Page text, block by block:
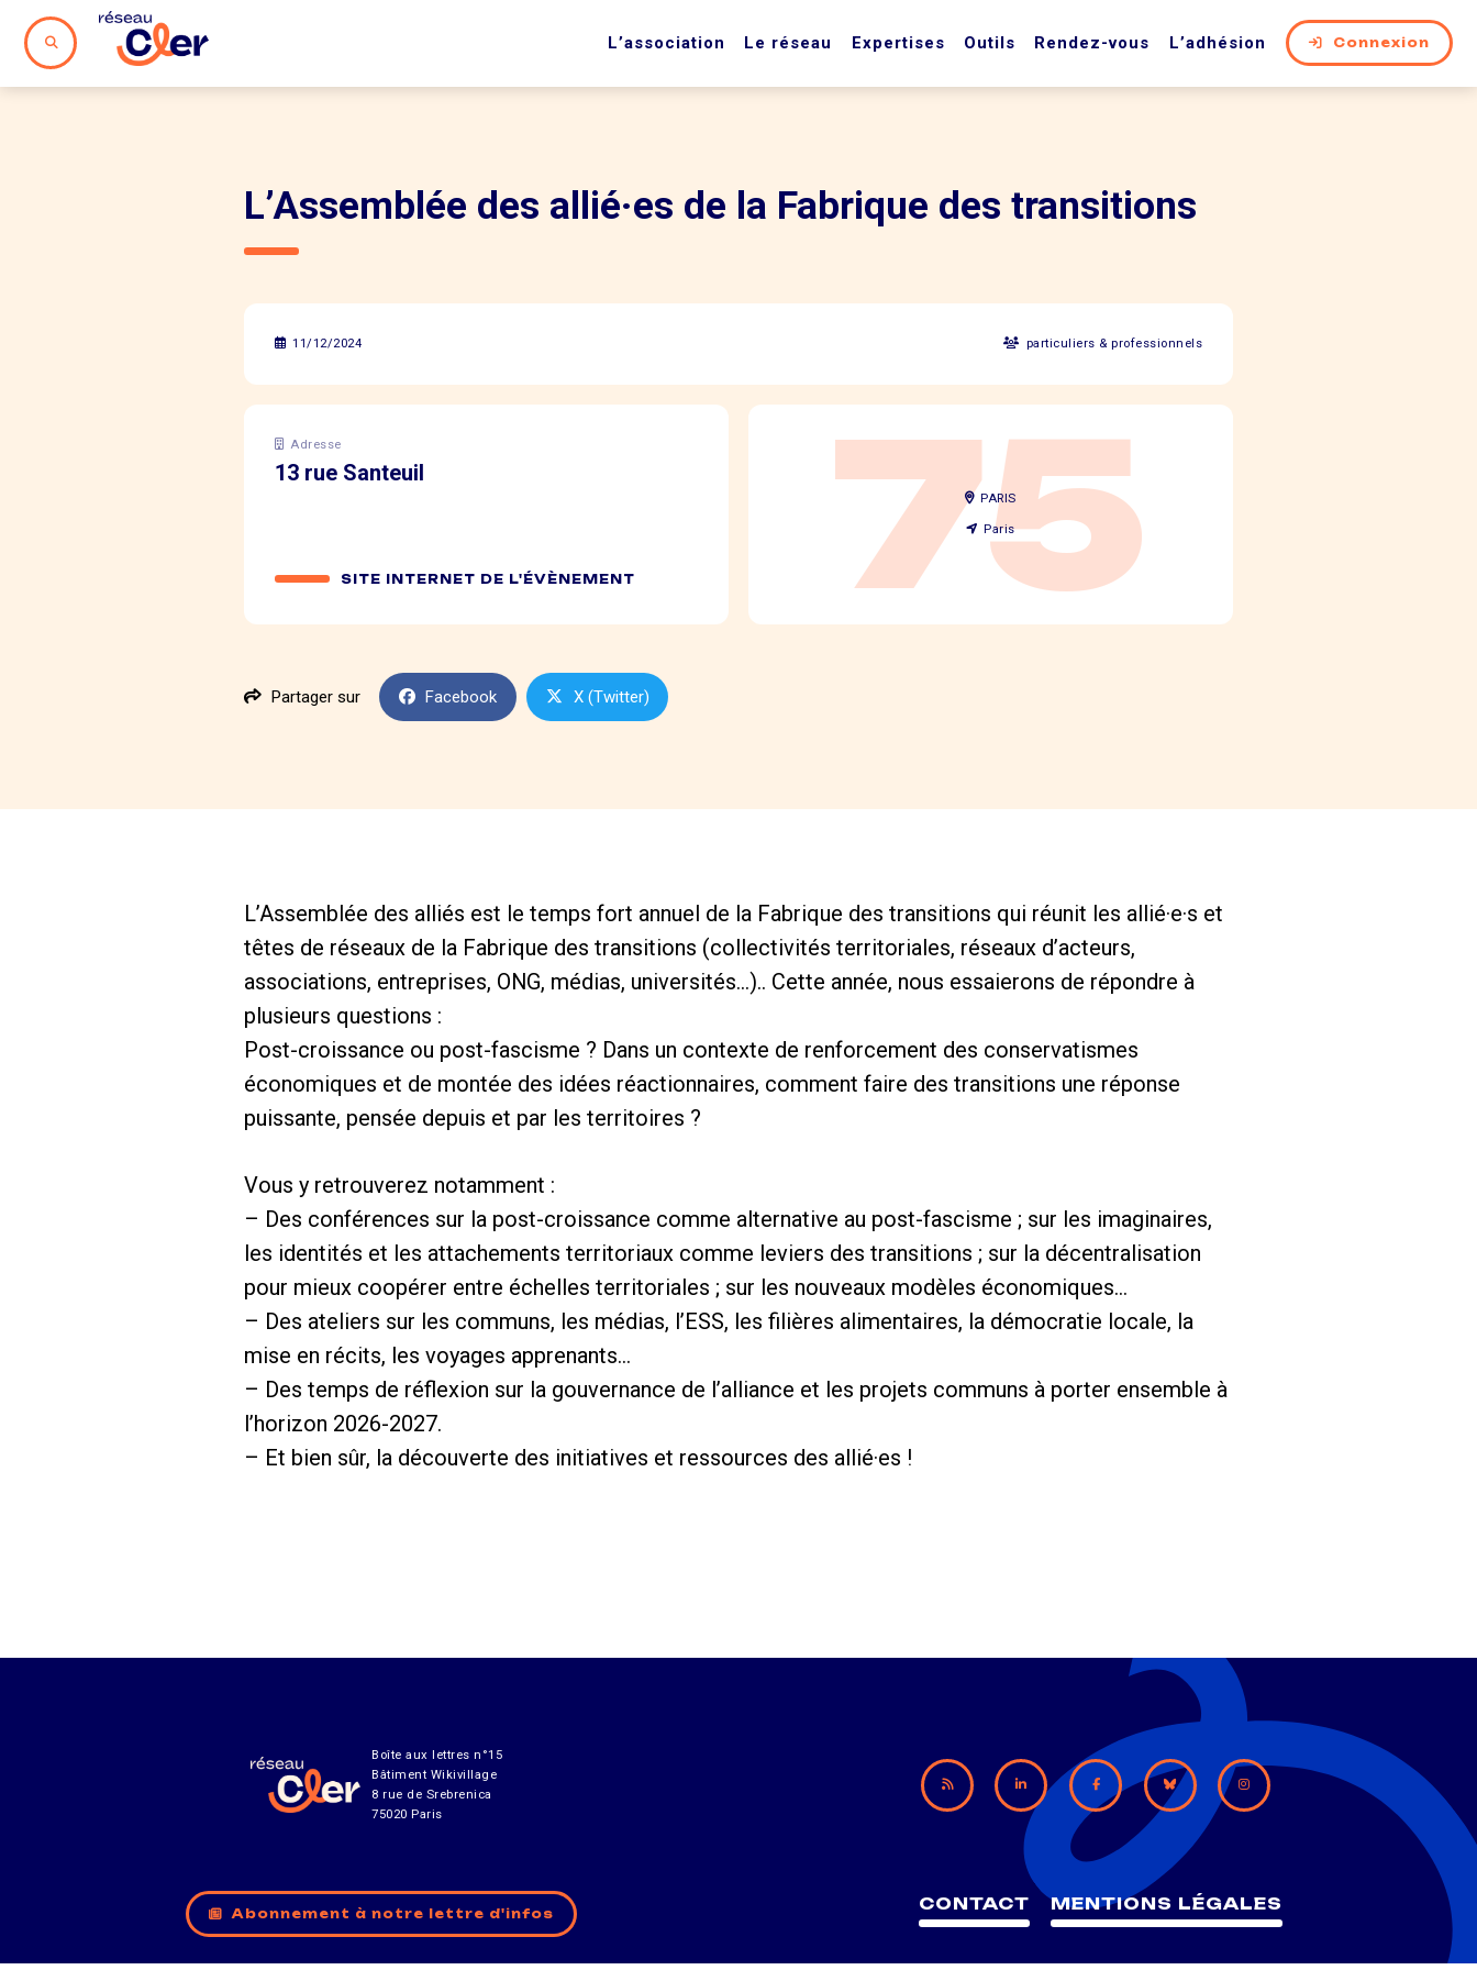
L’association Le réseau Expertises Outils Rendez-vous L’adhésion Connexion
L’Assemblée des allié·es de la Fabrique des transitions
11/12/2024 particuliers & professionnels
Adresse
13 rue Santeuil
SITE INTERNET DE L'ÉVÈNEMENT 75
PARIS
Paris
Partager sur Facebook X (Twitter)
L’Assemblée des alliés est le temps fort annuel de la Fabrique des transitions qui réunit les allié·e·s et
têtes de réseaux de la Fabrique des transitions (collectivités territoriales, réseaux d’acteurs,
associations, entreprises, ONG, médias, universités…).. Cette année, nous essaierons de répondre à
plusieurs questions :
Post-croissance ou post-fascisme ? Dans un contexte de renforcement des conservatismes
économiques et de montée des idées réactionnaires, comment faire des transitions une réponse
puissante, pensée depuis et par les territoires ?
Vous y retrouverez notamment :
– Des conférences sur la post-croissance comme alternative au post-fascisme ; sur les imaginaires,
les identités et les attachements territoriaux comme leviers des transitions ; sur la décentralisation
pour mieux coopérer entre échelles territoriales ; sur les nouveaux modèles économiques…
– Des ateliers sur les communs, les médias, l’ESS, les filières alimentaires, la démocratie locale, la
mise en récits, les voyages apprenants…
– Des temps de réflexion sur la gouvernance de l’alliance et les projets communs à porter ensemble à
l’horizon 2026-2027.
– Et bien sûr, la découverte des initiatives et ressources des allié·es !
Boîte aux lettres n°15
Bâtiment Wikivillage
8 rue de Srebrenica
75020 Paris
Abonnement à notre lettre d'infos CONTACT MENTIONS LÉGALES